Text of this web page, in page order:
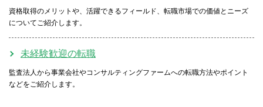
資格取得のメリットや、活躍できるフィールド、転職市場での価値とニーズ
についてご紹介します。
未経験歓迎の転職
監査法人から事業会社やコンサルティングファームへの転職方法やポイント
などをご紹介します。